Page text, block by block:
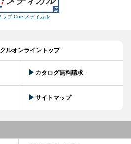
ラブ Cue!メディカル
ルオンライントップ
カタログ無料請求
サイトマップ